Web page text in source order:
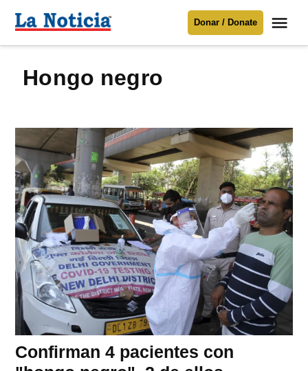
Para mantenerte informado necesitamos
contenido
Noticia
Donar / Donate
hongo negro
Confirman 4 pacientes con